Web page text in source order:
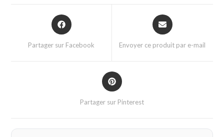
Partager sur Facebook Envoyer ce produit par e-mail
Partager sur Pinterest